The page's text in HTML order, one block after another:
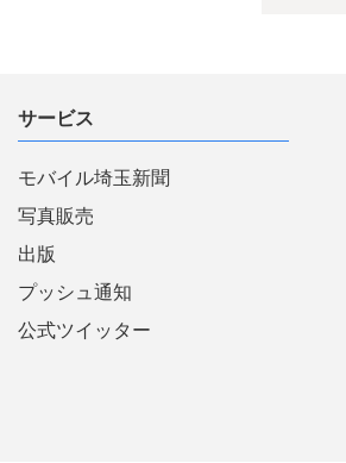
サービス
モバイル埼玉新聞
写真販売
出版
プッシュ通知
公式ツイッター